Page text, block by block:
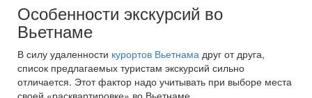
Особенности экскурсий во
Вьетнаме
В силу удаленности курортов Вьетнама друг от друга,
список предлагаемых туристам экскурсий сильно
отличается. Этот фактор надо учитывать при выборе места
своей «расквартировке» во Вьетнаме.